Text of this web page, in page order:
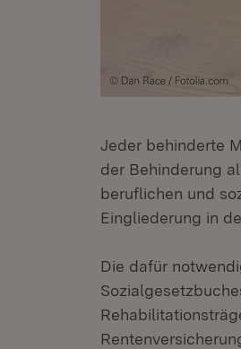
Jeder behinderte
der Behinderung
beruflichen und
Eingliederung in
Die dafür